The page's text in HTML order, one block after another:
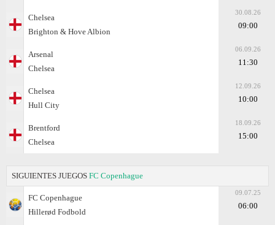
Chelsea
Brighton & Hove Albion
30.08.26
09:00
Arsenal
Chelsea
06.09.26
11:30
Chelsea
Hull City
12.09.26
10:00
Brentford
Chelsea
18.09.26
15:00
SIGUIENTES JUEGOS FC Copenhague
FC Copenhague
Hillerød Fodbold
09.07.25
06:00